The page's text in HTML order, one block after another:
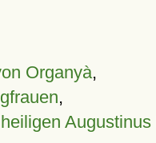
Organyà,
,
Augustinus